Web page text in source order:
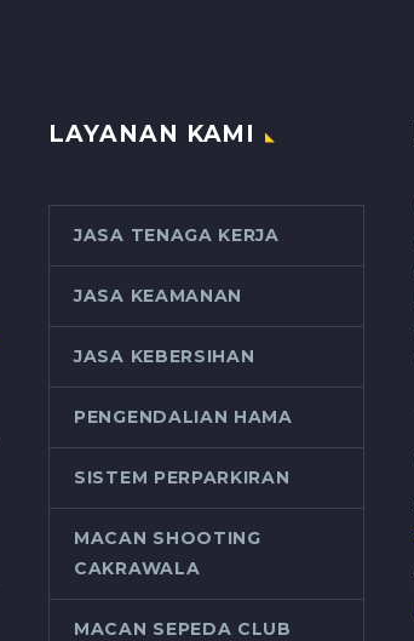
LAYANAN KAMI
JASA TENAGA KERJA
JASA KEAMANAN
JASA KEBERSIHAN
PENGENDALIAN HAMA
SISTEM PERPARKIRAN
MACAN SHOOTING
CAKRAWALA
MACAN SEPEDA CLUB